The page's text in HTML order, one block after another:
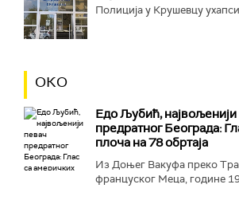
Полиција у Крушевцу
ОКО
Едо Љубић,
предратног Београда:
плоча на 78 обртаја
Из Доњег Вакуфа преко
француског Меца, године